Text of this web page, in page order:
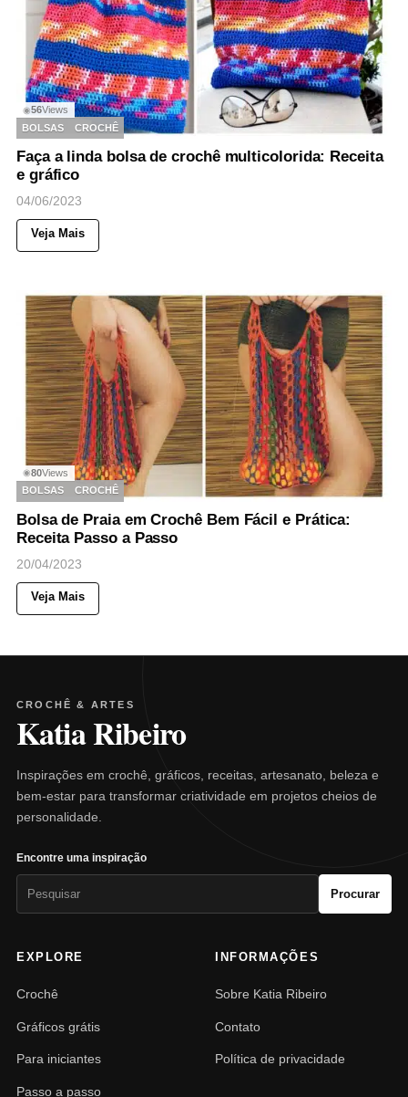
◉56Views
BOLSAS
CROCHÊ
Faça a linda bolsa de crochê multicolorida: Receita
e gráfico
04/06/2023
Veja Mais
◉80Views
BOLSAS
CROCHÊ
Bolsa de Praia em Crochê Bem Fácil e Prática:
Receita Passo a Passo
20/04/2023
Veja Mais
CROCHÊ & ARTES
Katia Ribeiro
Inspirações em crochê, gráficos, receitas, artesanato, beleza e
bem-estar para transformar criatividade em projetos cheios de
personalidade.
Encontre uma inspiração
Procurar
EXPLORE
Crochê
Gráficos grátis
Para iniciantes
Passo a passo
INFORMAÇÕES
Sobre Katia Ribeiro
Contato
Política de privacidade